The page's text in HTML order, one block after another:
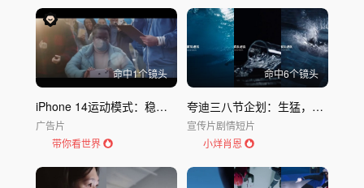
命中1个镜头
iPhone 14运动模式：稳得住，才敢动得猛
广告片
带你看世界
命中6个镜头
夸迪三八节企划：生猛，比美丽更有力
宣传片剧情短片
小烊肖恩